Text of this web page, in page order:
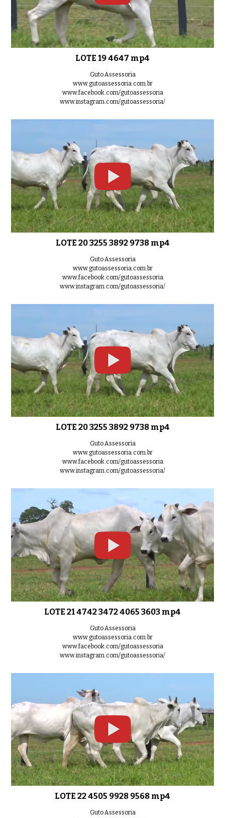
LOTE 19 4647 mp4
Guto Assessoria
www.gutoassessoria.com.br
www.facebook.com/gutoassessoria
www.instagram.com/gutoassessoria/
LOTE 20 3255 3892 9738 mp4
Guto Assessoria
www.gutoassessoria.com.br
www.facebook.com/gutoassessoria
www.instagram.com/gutoassessoria/
LOTE 20 3255 3892 9738 mp4
Guto Assessoria
www.gutoassessoria.com.br
www.facebook.com/gutoassessoria
www.instagram.com/gutoassessoria/
LOTE 21 4742 3472 4065 3603 mp4
Guto Assessoria
www.gutoassessoria.com.br
www.facebook.com/gutoassessoria
www.instagram.com/gutoassessoria/
LOTE 22 4505 9928 9568 mp4
Guto Assessoria